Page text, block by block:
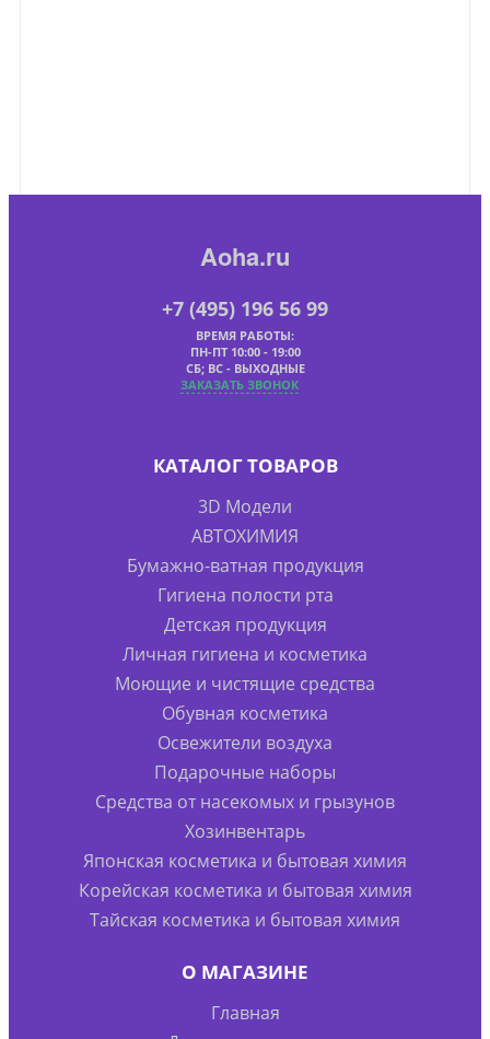
Aoha.ru
+7 (495) 196 56 99
ВРЕМЯ РАБОТЫ:
ПН-ПТ 10:00 - 19:00
СБ; ВС - ВЫХОДНЫЕ
ЗАКАЗАТЬ ЗВОНОК
КАТАЛОГ ТОВАРОВ
3D Модели
АВТОХИМИЯ
Бумажно-ватная продукция
Гигиена полости рта
Детская продукция
Личная гигиена и косметика
Моющие и чистящие средства
Обувная косметика
Освежители воздуха
Подарочные наборы
Средства от насекомых и грызунов
Хозинвентарь
Японская косметика и бытовая химия
Корейская косметика и бытовая химия
Тайская косметика и бытовая химия
О МАГАЗИНЕ
Главная